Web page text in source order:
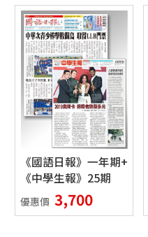
《國語日報》一年期+
《中學生報》25期
優惠價 3,700